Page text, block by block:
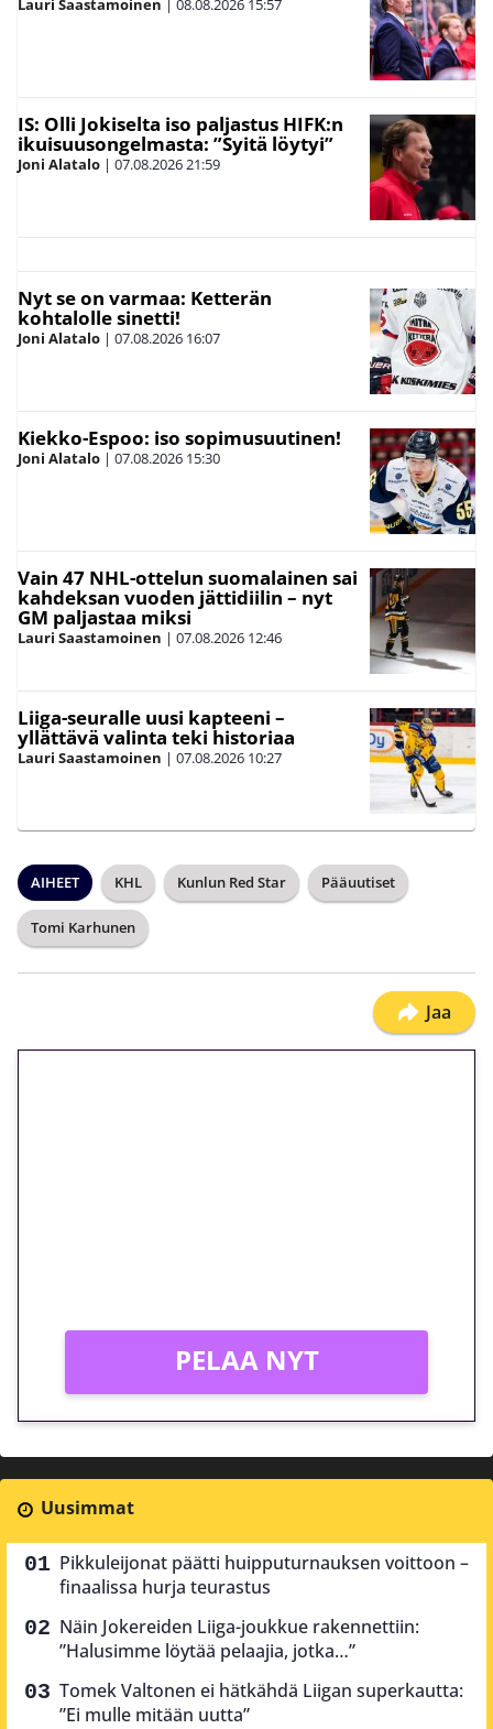
Lauri Saastamoinen 08.08.2026 15:57
IS: Olli Jokiselta iso paljastus HIFK:n
ikuisuusongelmasta: ”Syitä löytyi”
Joni Alatalo | 07.08.202621:59
Nyt se on varmaa: Ketterän
kohtalolle sinetti!
Joni Alatalo | 07.08.2026 16:07
Kiekko-Espoo: iso sopimusuutinen!
Joni Alatalo | 07.08.2026 15:30
Vain 47 NHL-ottelun suomalainen sai
kahdeksan vuoden jättidiilin – nyt
GM paljastaa miksi
Lauri Saastamoinen | 07.08.2026 12:46
Liiga-seuralle uusi kapteeni –
yllättävä valinta teki historiaa
Lauri Saastamoinen | 07.08.2026 10:27
AIHEET KHL Kunlun Red Star Pääuutiset
Tomi Karhunen
Jaa
PELAA NYT
Uusimmat
Pikkuleijonat päätti huipputurnauksen voittoon –
finaalissa hurja teurastus
Näin Jokereiden Liiga-joukkue rakennettiin:
”Halusimme löytää pelaajia, jotka…”
Tomek Valtonen ei hätkähdä Liigan superkautta:
”Ei mulle mitään uutta”